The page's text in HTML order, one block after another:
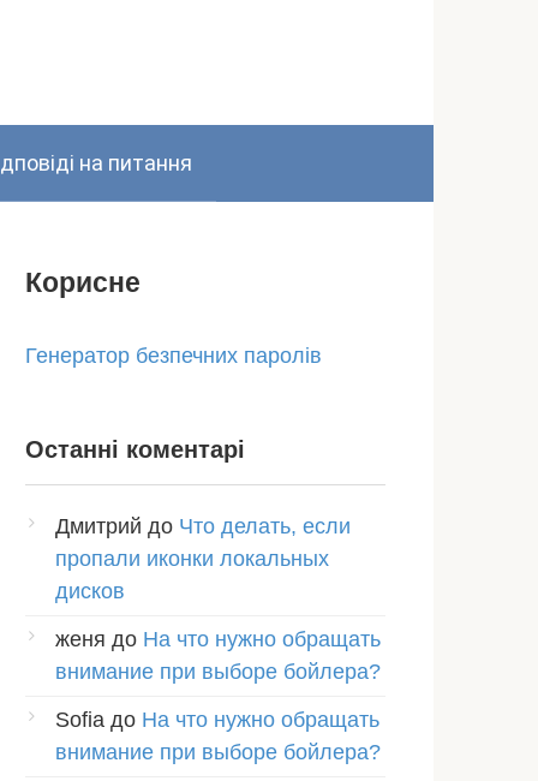
на питання
Корисне
Генератор безпечних паролів
Останні коментарі
Дмитрий до Что делать, если
пропали иконки локальных
дисков
женя до На что нужно обращать
внимание при выборе бойлера?
Sofia до На что нужно обращать
внимание при выборе бойлера?